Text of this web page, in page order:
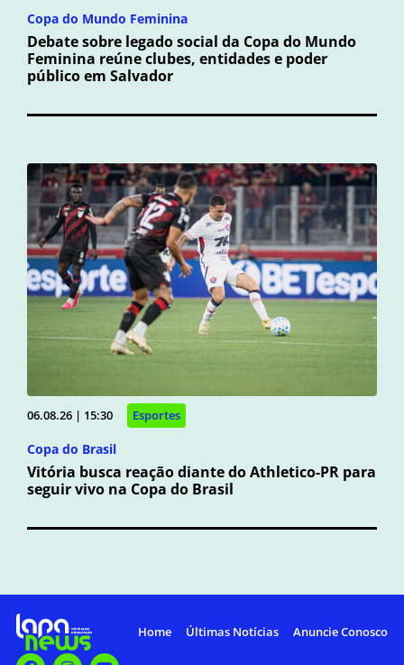
Copa do Mundo Feminina
Debate sobre legado social da Copa do Mundo
Feminina reúne clubes, entidades e poder
público em Salvador
06.08.26 | 15:30 Esportes
Copa do Brasil
Vitória busca reação diante do Athletico-PR para
seguir vivo na Copa do Brasil
Home Últimas Notícias Anuncie Conosco